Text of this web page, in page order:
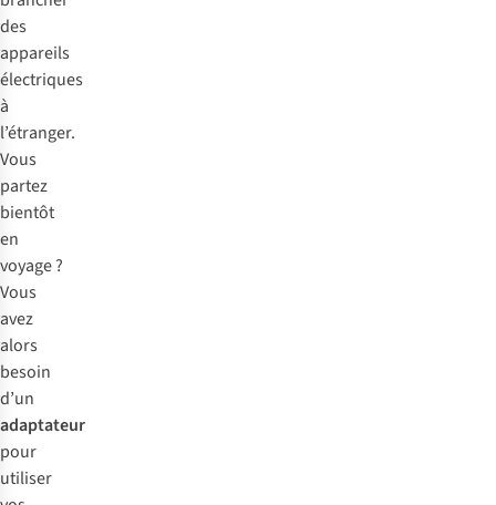
des
appareils
électriques
à
l’étranger.
Vous
partez
bientôt
en
voyage ?
Vous
avez
alors
besoin
d’un
adaptateur
pour
utiliser